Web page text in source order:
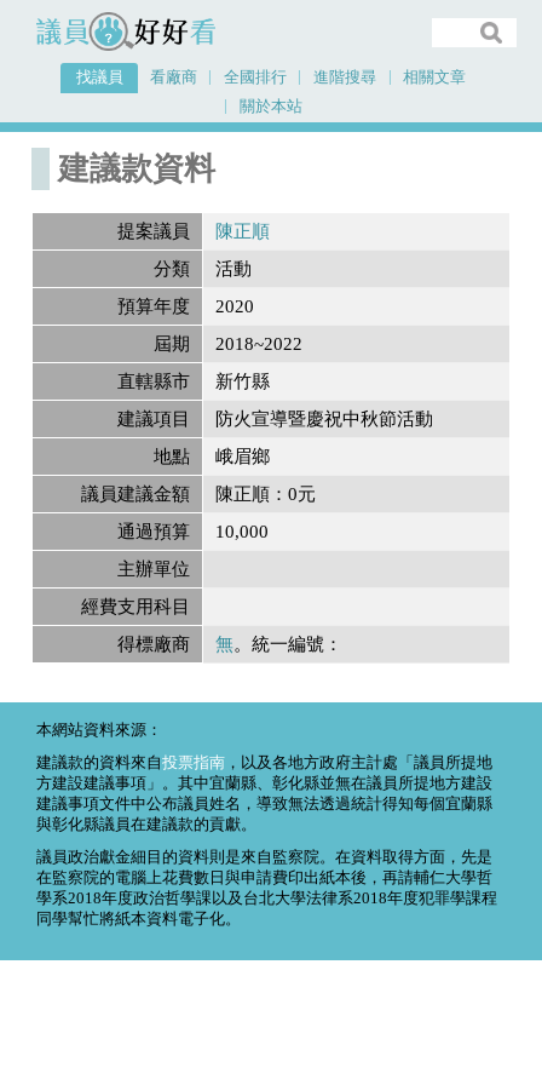
議員好好看
找議員 看廠商 全國排行 進階搜尋
相關文章
關於本站
首頁
建議款資料
提案議員
陳正順
分類
活動
預算年度
2020
屆期
2018~2022
直轄縣市
新竹縣
建議項目
防火宣導暨慶祝中秋節活動
地點
峨眉鄉
議員建議金額
陳正順：0元
通過預算
10,000
主辦單位
經費支用科目
得標廠商
無。統一編號：
本網站資料來源：
建議款的資料來自投票指南 ，以及各地方政府主計處「議員所提地
方建設建議事項」。其中宜蘭縣、彰化縣並無在議員所提地方建設
建議事項文件中公布議員姓名，導致無法透過統計得知每個宜蘭縣
與彰化縣議員在建議款的貢獻。
議員政治獻金細目的資料則是來自監察院。在資料取得方面，先是
在監察院的電腦上花費數日與申請費印出紙本後，再請輔仁大學哲
學系2018年度政治哲學課以及台北大學法律系2018年度犯罪學課程
同學幫忙將紙本資料電子化。